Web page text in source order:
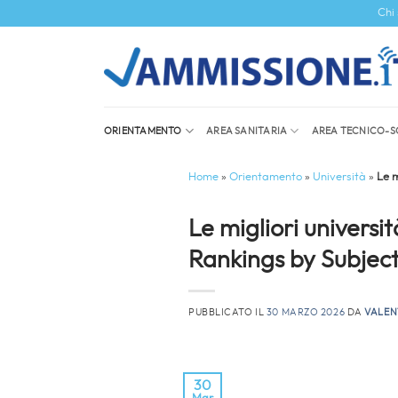
Chi
ORIENTAMENTO AREA SANITARIA AREA TECNICO-
Home » Orientamento » Università » Le
Le migliori
Rankings by
PUBBLICATO IL 30 MARZO 2026 DA
30